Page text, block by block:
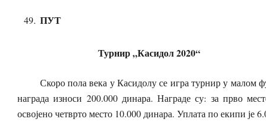
ПУТ
Турнир „Касидол 2020“
Скоро пола века у Касидолу се игра турнир у малом
награда износи 200.000 динара. Награде су: за прво
освојено четврто место 10.000 динара. Уплата по